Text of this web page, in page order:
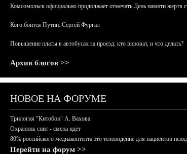
Комсомольск официально продолжает отмечать День памяти жертв
Кого боится Путин: Сергей Фургал
Повышение платы в автобусах за проезд: кто виноват, и что делать?
Архив блогов >>
НОВОЕ НА ФОРУМЕ
Трилогия "Китобои" А. Вахова.
Охранник спит - смена идёт
80% российского медиаконтента это телевидение для пациентов
Перейти на форум >>